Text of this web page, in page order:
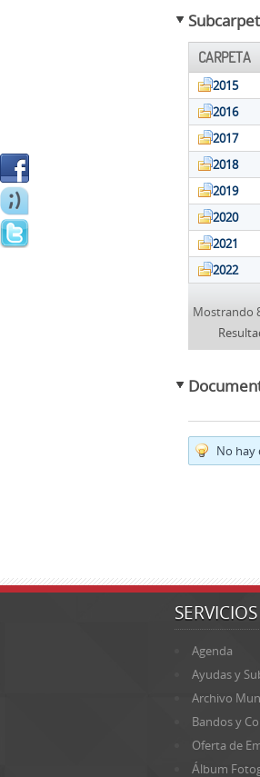
CARPETA
2015
2016
2017
2018
2019
2020
2021
2022
Mostrando
No hay
Agenda
Ayudas y
Archivo
Bandos y
Oferta de
Álbum